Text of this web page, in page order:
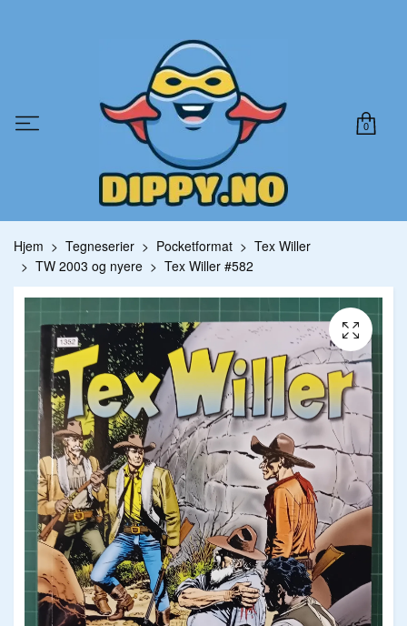
0
Hjem Tegneserier Pocketformat
Tex Willer
TW 2003 og nyere
Tex Willer #582